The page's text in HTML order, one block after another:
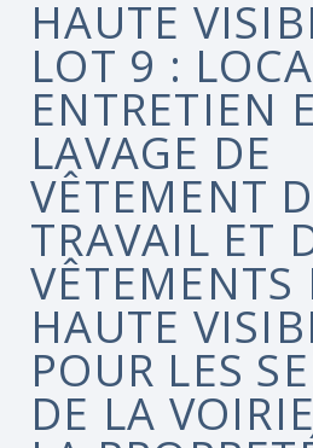
HAUTE
LOT 9 :
ENTRETIEN
LAVAGE DE
VÊTEMENT
TRAVAIL ET
VÊTEMENTS
HAUTE
POUR LES
DE LA